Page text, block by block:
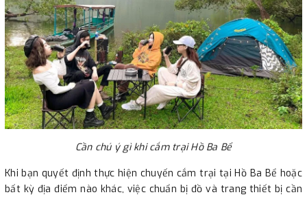
Cần chú ý gì khi cắm trại Hồ Ba Bể
Khi bạn quyết định thực hiện chuyến cắm trại tại Hồ Ba Bể hoặc
bất kỳ địa điểm nào khác, việc chuẩn bị đồ và trang thiết bị cần